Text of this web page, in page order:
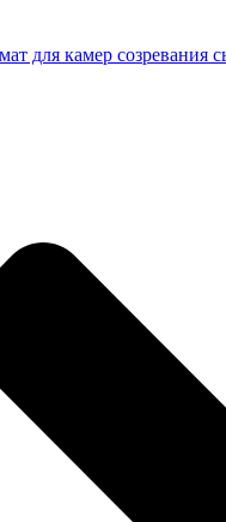
для камер созревания